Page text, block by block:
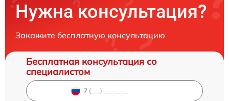
Нужна консультация?
Закажите бесплатную консультацию
Бесплатная консультация со
специалистом